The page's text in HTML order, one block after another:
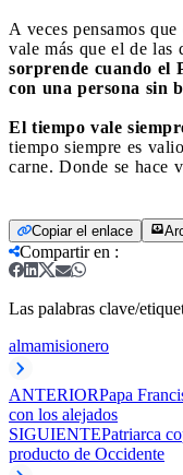
A veces pensamos
vale más que el de las
sorprende cuando el
con una persona sin
El tiempo vale
tiempo siempre es
carne. Donde se hace
Copiar el enlace
Compartir en :
Las palabras clave/
almamisionero
ANTERIOR​Papa
con los alejados
SIGUIENTEPatriarca
producto de Occidente